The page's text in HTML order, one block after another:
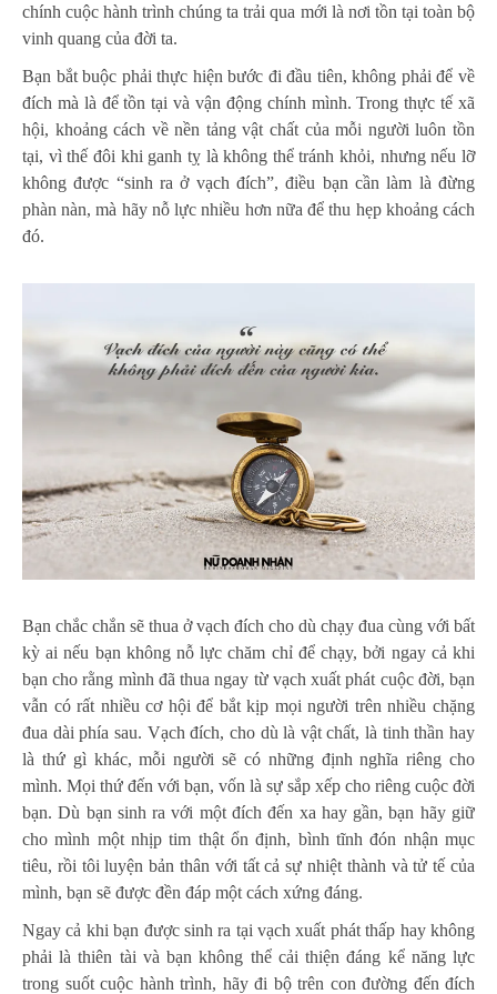
chính cuộc hành trình chúng ta trải qua mới là nơi tồn tại toàn bộ
vinh quang của đời ta.
Bạn bắt buộc phải thực hiện bước đi đầu tiên, không phải để về
đích mà là để tồn tại và vận động chính mình. Trong thực tế xã
hội, khoảng cách về nền tảng vật chất của mỗi người luôn tồn
tại, vì thế đôi khi ganh tỵ là không thể tránh khỏi, nhưng nếu lỡ
không được “sinh ra ở vạch đích”, điều bạn cần làm là đừng
phàn nàn, mà hãy nỗ lực nhiều hơn nữa để thu hẹp khoảng cách
đó.
Bạn chắc chắn sẽ thua ở vạch đích cho dù chạy đua cùng với bất
kỳ ai nếu bạn không nỗ lực chăm chỉ để chạy, bởi ngay cả khi
bạn cho rằng mình đã thua ngay từ vạch xuất phát cuộc đời, bạn
vẫn có rất nhiều cơ hội để bắt kịp mọi người trên nhiều chặng
đua dài phía sau. Vạch đích, cho dù là vật chất, là tinh thần hay
là thứ gì khác, mỗi người sẽ có những định nghĩa riêng cho
mình. Mọi thứ đến với bạn, vốn là sự sắp xếp cho riêng cuộc đời
bạn. Dù bạn sinh ra với một đích đến xa hay gần, bạn hãy giữ
cho mình một nhịp tim thật ổn định, bình tĩnh đón nhận mục
tiêu, rồi tôi luyện bản thân với tất cả sự nhiệt thành và tử tế của
mình, bạn sẽ được đền đáp một cách xứng đáng.
Ngay cả khi bạn được sinh ra tại vạch xuất phát thấp hay không
phải là thiên tài và bạn không thể cải thiện đáng kể năng lực
trong suốt cuộc hành trình, hãy đi bộ trên con đường đến đích